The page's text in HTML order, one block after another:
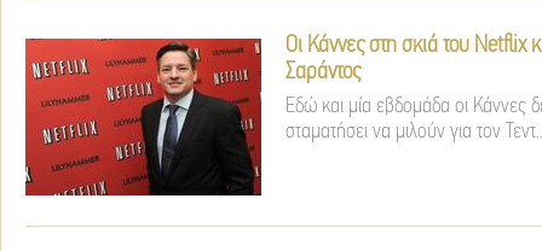
Οι Κάννες στη σκιά του Netflix
Σαράντος
Εδώ και μία εβδομάδα οι Κάννες
σταματήσει να μιλούν για τον